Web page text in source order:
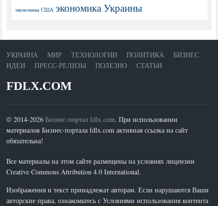
экономика США экономика Украины
УКРАИНА МИР ТЕХНОЛОГИИ ПОЛИТИКА
БИЗНЕС
ИДЕИ
ПРЕСС-РЕЛИЗЫ ПОЛЕЗНО СТАТЬИ
FDLX.COM
© 2014-2026Бизнес-портал fdlx.com. При использовании
материалов Бизнес-портала fdlx.com активная ссылка на сайт
обязательна!
Все материалы на этом сайте размещены на условиях лицензии
Creative Commons Attribution 4.0 International.
Изображения и текст принадлежат авторам. Если нарушаются Ваши
авторские права, ознакомьтесь с Условиями использования контента